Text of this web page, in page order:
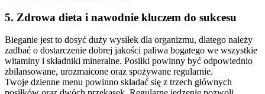
5. Zdrowa dieta i nawodnie kluczem do sukcesu
Bieganie jest to dosyć duży wysiłek dla organizmu, dlatego należy
zadbać o dostarczenie dobrej jakości paliwa bogatego we wszystkie
witaminy i składniki mineralne. Posiłki powinny być odpowiednio
zbilansowane, urozmaicone oraz spożywane regularnie.
Twoje dzienne menu powinno składać się z trzech głównych